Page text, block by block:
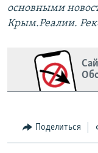
основными
Крым.Реалии.
Поделиться